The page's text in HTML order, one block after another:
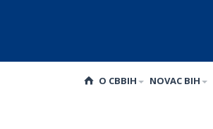
O CBBIH NOVAC BIH